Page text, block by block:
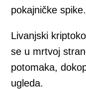
pokajničke
Livanjski
se u mrtvoj
potomaka,
ugleda.